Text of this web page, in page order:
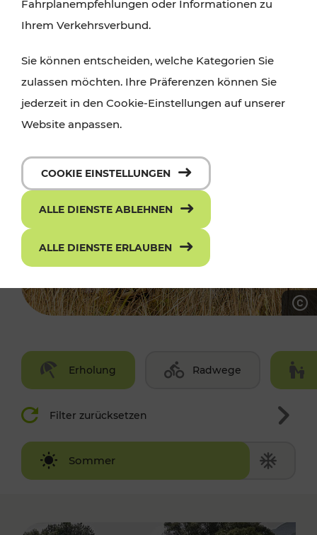
Erholung Radwege
Filter zurücksetzen
Sommer
Winter
Fahrplanempfehlungen oder Informationen zu
Ihrem Verkehrsverbund.
Sie können entscheiden, welche Kategorien Sie
zulassen möchten. Ihre Präferenzen können Sie
jederzeit in den Cookie-Einstellungen auf unserer
Website anpassen.
COOKIE EINSTELLUNGEN
ALLE DIENSTE ABLEHNEN
ALLE DIENSTE ERLAUBEN